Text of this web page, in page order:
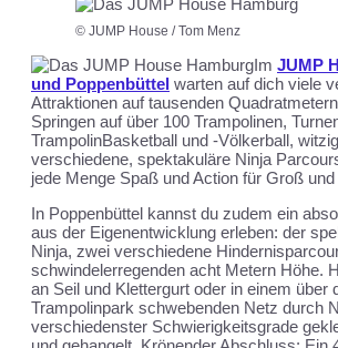
© JUMP House / Tom Menz
Im JUMP
und Poppenbüttel warten auf dich viele
Attraktionen auf tausenden
Springen auf über 100 Trampolinen,
TrampolinBasketball und -Völkerball,
verschiedene, spektakuläre Ninja
jede Menge Spaß und Action für Groß und
In Poppenbüttel kannst du zudem ein
aus der Eigenentwicklung erleben: der
Ninja, zwei verschiedene
schwindelerregenden acht Metern Höhe.
an Seil und Klettergurt oder in einem über
Trampolinpark schwebenden Netz durch
verschiedenster Schwierigkeitsgrade